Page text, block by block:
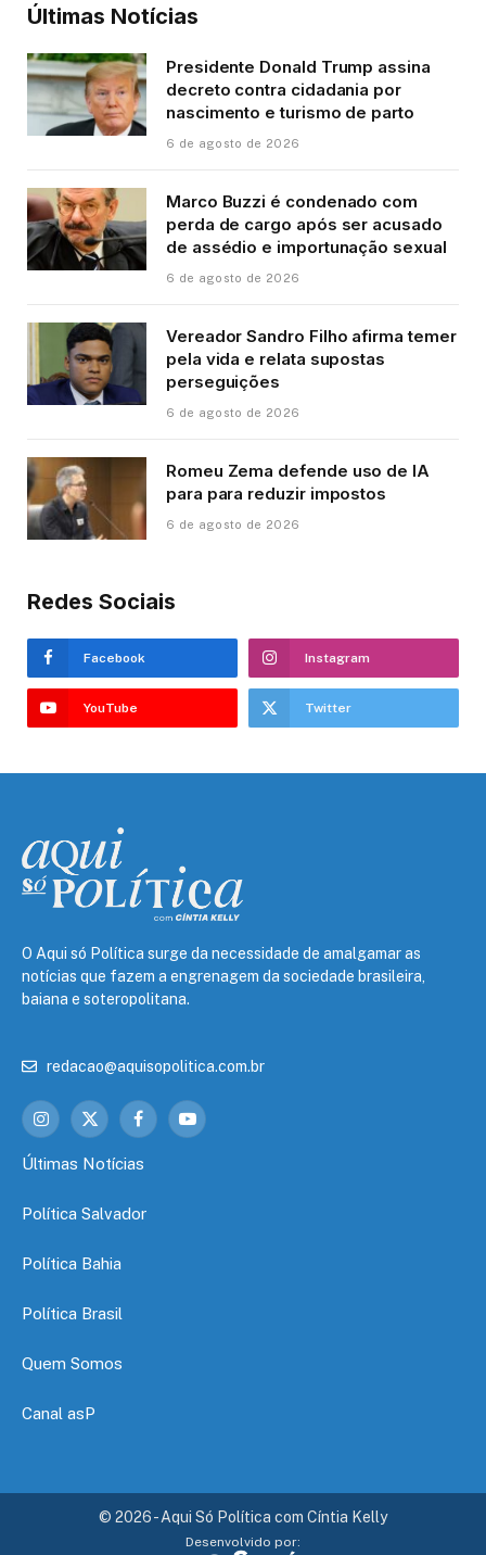
Últimas Notícias
Presidente Donald Trump assina
decreto contra cidadania por
nascimento e turismo de parto
6 de agosto de 2026
Marco Buzzi é condenado com
perda de cargo após ser acusado
de assédio e importunação sexual
6 de agosto de 2026
Vereador Sandro Filho afirma temer
pela vida e relata supostas
perseguições
6 de agosto de 2026
Romeu Zema defende uso de IA
para para reduzir impostos
6 de agosto de 2026
Redes Sociais
Facebook Instagram
YouTube Twitter
O Aqui só Política surge da necessidade de amalgamar as
notícias que fazem a engrenagem da sociedade brasileira,
baiana e soteropolitana.
redacao@aquisopolitica.com.br
Instagram
X
FacebookYouTube
Últimas Notícias
Política Salvador
Política Bahia
Política Brasil
Quem Somos
Canal asP
© 2026 - Aqui Só Política com Cíntia Kelly
Desenvolvido por: